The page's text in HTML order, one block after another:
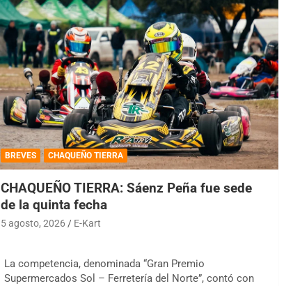
BREVES CHAQUEÑO TIERRA
CHAQUEÑO TIERRA: Sáenz Peña fue sede
de la quinta fecha
5 agosto, 2026 E-Kart
La competencia, denominada “Gran Premio
Supermercados Sol – Ferretería del Norte”, contó con